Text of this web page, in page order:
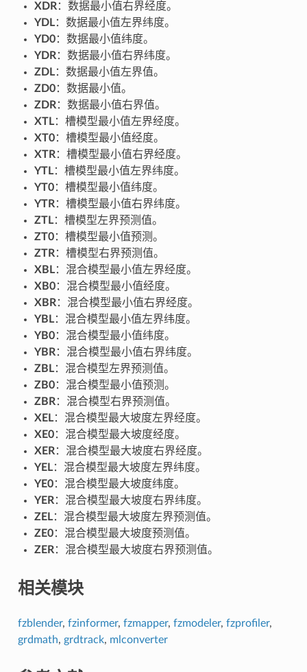
XDR：数据最小值右界经度。
YDL：数据最小值左界纬度。
YD0：数据最小值纬度。
YDR：数据最小值右界纬度。
ZDL：数据最小值左界值。
ZD0：数据最小值。
ZDR：数据最小值右界值。
XTL：槽模型最小值左界经度。
XT0：槽模型最小值经度。
XTR：槽模型最小值右界经度。
YTL：槽模型最小值左界纬度。
YT0：槽模型最小值纬度。
YTR：槽模型最小值右界纬度。
ZTL：槽模型左界预测值。
ZT0：槽模型最小值预测。
ZTR：槽模型右界预测值。
XBL：混合模型最小值左界经度。
XB0：混合模型最小值经度。
XBR：混合模型最小值右界经度。
YBL：混合模型最小值左界纬度。
YB0：混合模型最小值纬度。
YBR：混合模型最小值右界纬度。
ZBL：混合模型左界预测值。
ZB0：混合模型最小值预测。
ZBR：混合模型右界预测值。
XEL：混合模型最大坡度左界经度。
XE0：混合模型最大坡度经度。
XER：混合模型最大坡度右界经度。
YEL：混合模型最大坡度左界纬度。
YE0：混合模型最大坡度纬度。
YER：混合模型最大坡度右界纬度。
ZEL：混合模型最大坡度左界预测值。
ZE0：混合模型最大坡度预测值。
ZER：混合模型最大坡度右界预测值。
相关模块
fzblender, fzinformer, fzmapper, fzmodeler, fzprofiler,
grdmath, grdtrack, mlconverter